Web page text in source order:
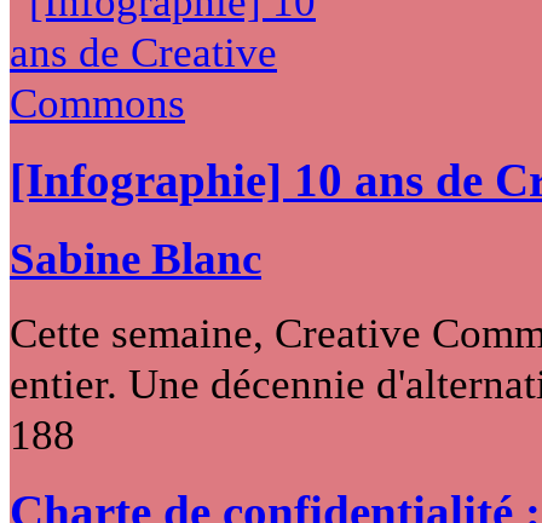
[Infographie] 10 ans de
Sabine Blanc
Cette semaine, Creative
entier. Une décennie
188
Charte de confidentialité